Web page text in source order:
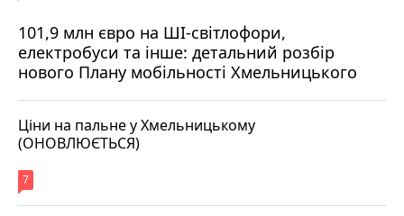
101,9 млн євро на ШІ-світлофори,
електробуси та інше: детальний розбір
нового Плану мобільності Хмельницького
Ціни на пальне у Хмельницькому
(ОНОВЛЮЄТЬСЯ)
7